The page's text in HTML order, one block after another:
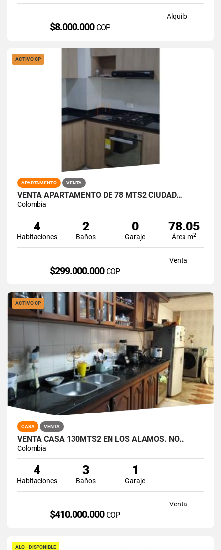
Alquilo
$8.000.000 COP
ACTIVO OP
APARTAMENTO VENTA
VENTA APARTAMENTO DE 78 MTS2 CIUDAD…
Colombia
4
Habitaciones
2
Baños
0
Garaje
78.05
Área m2
Venta
$299.000.000 COP
ACTIVO OP
CASA VENTA
VENTA CASA 130MTS2 EN LOS ÁLAMOS. NO…
Colombia
4
Habitaciones
3
Baños
1
Garaje
Venta
$410.000.000 COP
ALQ - DISPONIBLE